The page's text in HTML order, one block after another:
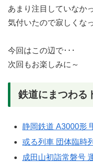
あまり注目していなか
気付いたので寂しくな
今回はこの辺で･･･
次回もお楽しみに～
鉄道にまつわる
静岡鉄道 A3000形
或る列車 団体臨時
成田山初詣常磐号